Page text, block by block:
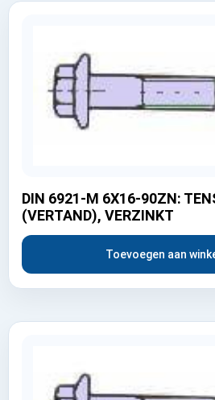
DIN 6921-M 6X16-90ZN:
(VERTAND), VERZINKT
Toevoegen aan